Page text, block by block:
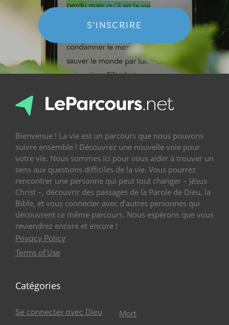
S'INSCRIRE
Bienvenue ! La vie est un parcours que nous pouvons
suivre ensemble ! Découvrez une nouvelle voie pour
votre vie. Nous sommes ici pour vous aider à trouver un
sens aux questions difficiles de la vie. Vous pourrez
rencontrer une personne qui peut tout changer – Jésus
Christ –, découvrir des passages de la Parole de Dieu, la
Bible, et vous connecter avec d’autres personnes qui
découvrent ce même parcours. Nous espérons que vous
reviendrez encore et encore !
Privacy Policy
Terms of Use
Catégories
Se connecter avec Dieu
Mort